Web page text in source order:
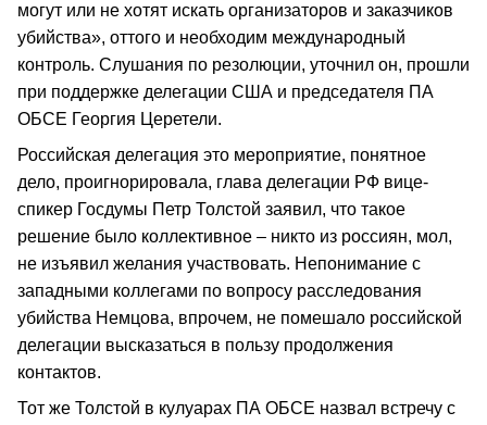
могут или не хотят искать организаторов и заказчиков
убийства», оттого и необходим международный
контроль. Слушания по резолюции, уточнил он, прошли
при поддержке делегации США и председателя ПА
ОБСЕ Георгия Церетели.
Российская делегация это мероприятие, понятное
дело, проигнорировала, глава делегации РФ вице-
спикер Госдумы Петр Толстой заявил, что такое
решение было коллективное – никто из россиян, мол,
не изъявил желания участвовать. Непонимание с
западными коллегами по вопросу расследования
убийства Немцова, впрочем, не помешало российской
делегации высказаться в пользу продолжения
контактов.
Тот же Толстой в кулуарах ПА ОБСЕ назвал встречу с